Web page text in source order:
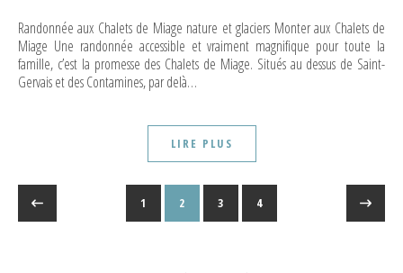
Randonnée aux Chalets de Miage nature et glaciers Monter aux Chalets de
Miage Une randonnée accessible et vraiment magnifique pour toute la
famille, c’est la promesse des Chalets de Miage. Situés au dessus de Saint-
Gervais et des Contamines, par delà…
LIRE PLUS
1 2 3 4